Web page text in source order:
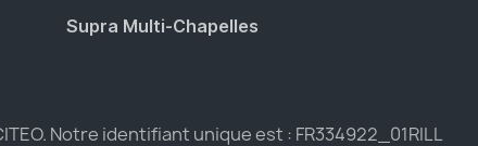
Supra Multi-Chapelles
Notre identifiant unique est : FR334922_01RILL